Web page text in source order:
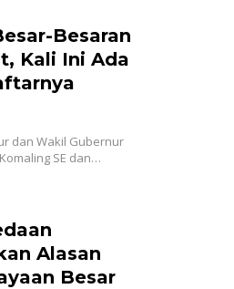
Besaran
Kali Ini Ada
dan Wakil Gubernur
SE dan…
Alasan
Besar